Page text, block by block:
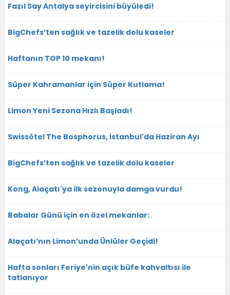
Fazıl Say Antalya seyircisini büyüledi!
BigChefs’ten sağlık ve tazelik dolu kaseler
Haftanın TOP 10 mekanı!
Süper Kahramanlar için Süper Kutlama!
Limon Yeni Sezona Hızlı Başladı!
Swissôtel The Bosphorus, İstanbul'da Haziran Ayı
BigChefs’ten sağlık ve tazelik dolu kaseler
Kong, Alaçatı'ya ilk sezonuyla damga vurdu!
Babalar Günü için en özel mekanlar:
Alaçatı’nın Limon’unda Ünlüler Geçidi!
Hafta sonları Feriye'nin açık büfe kahvaltısı ile
tatlanıyor